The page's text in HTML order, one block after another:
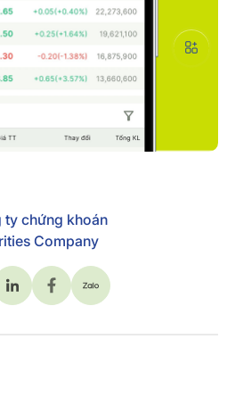
ty chứng khoán
Company